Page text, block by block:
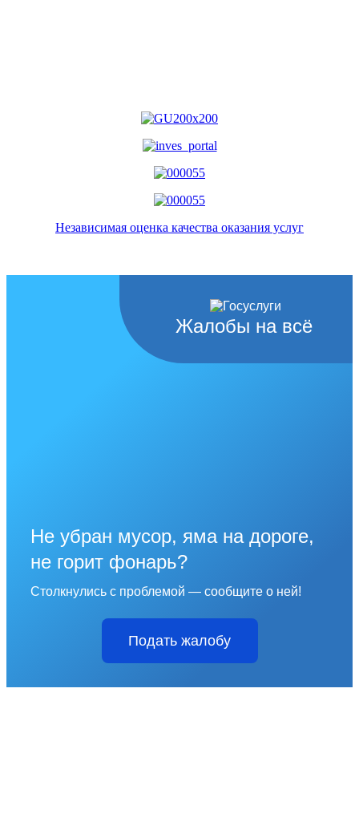
Независимая оценка качества оказания услуг
Жалобы на всё
Не убран мусор, яма на дороге,
не горит фонарь?
Столкнулись с проблемой — сообщите о ней!
Подать жалобу